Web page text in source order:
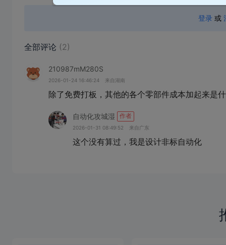
登录 或
全部评论 (2)
210987mM280S
2026-01-24 16:46:24 来自湖南
除了免费打板，其他的各个零部件成本加起来是
自动化攻城湿 作者
2026-01-31 08:49:52 来自广东
这个没有算过，我是设计非标自动化